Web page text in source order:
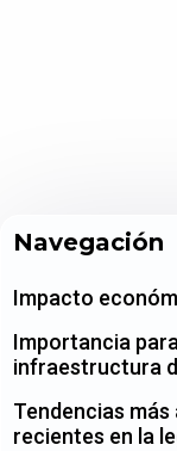
Navegación
Impacto
Importancia
infraestructura
Tendencias
recientes en la